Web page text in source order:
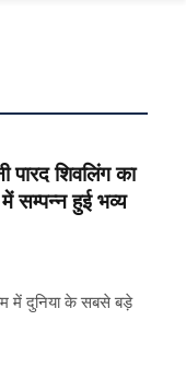
शिवलिंग का
में सम्पन्न हुई भव्य
में दुनिया के सबसे बड़े